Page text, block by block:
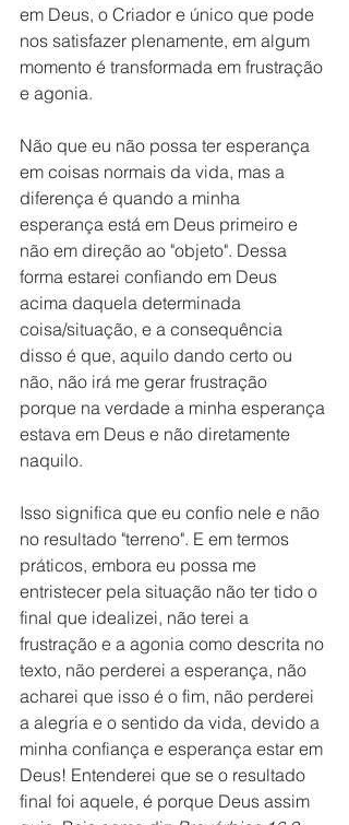
em Deus, o Criador e único que pode
nos satisfazer plenamente, em algum
momento é transformada em frustração
e agonia.
Não que eu não possa ter esperança
em coisas normais da vida, mas a
diferença é quando a minha
esperança está em Deus primeiro e
não em direção ao "objeto". Dessa
forma estarei confiando em Deus
acima daquela determinada
coisa/situação, e a consequência
disso é que, aquilo dando certo ou
não, não irá me gerar frustração
porque na verdade a minha esperança
estava em Deus e não diretamente
naquilo.
Isso significa que eu confio nele e não
no resultado "terreno". E em termos
práticos, embora eu possa me
entristecer pela situação não ter tido o
final que idealizei, não terei a
frustração e a agonia como descrita no
texto, não perderei a esperança, não
acharei que isso é o fim, não perderei
a alegria e o sentido da vida, devido a
minha confiança e esperança estar em
Deus! Entenderei que se o resultado
final foi aquele, é porque Deus assim